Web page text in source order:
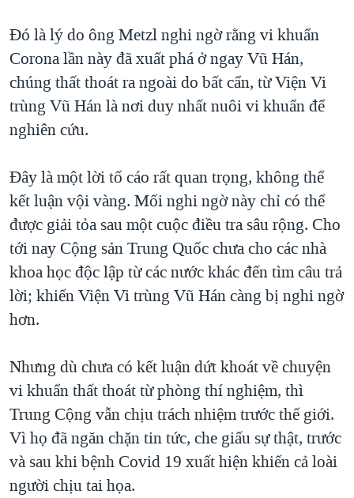
Đó là lý do ông Metzl nghi ngờ rằng vi khuẩn
Corona lần này đã xuất phá ở ngay Vũ Hán,
chúng thất thoát ra ngoài do bất cẩn, từ Viện Vi
trùng Vũ Hán là nơi duy nhất nuôi vi khuẩn để
nghiên cứu.
Đây là một lời tố cáo rất quan trọng, không thể
kết luận vội vàng. Mối nghi ngờ này chỉ có thể
được giải tỏa sau một cuộc điều tra sâu rộng. Cho
tới nay Cộng sản Trung Quốc chưa cho các nhà
khoa học độc lập từ các nước khác đến tìm câu trả
lời; khiến Viện Vi trùng Vũ Hán càng bị nghi ngờ
hơn.
Nhưng dù chưa có kết luận dứt khoát về chuyện
vi khuẩn thất thoát từ phòng thí nghiệm, thì
Trung Cộng vẫn chịu trách nhiệm trước thế giới.
Vì họ đã ngăn chặn tin tức, che giấu sự thật, trước
và sau khi bệnh Covid 19 xuất hiện khiến cả loài
người chịu tai họa.